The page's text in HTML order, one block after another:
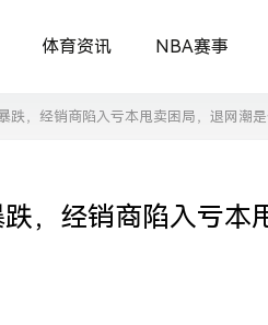
体育资讯 NBA赛事
跌，经销商陷入亏本甩卖困局，退网潮是
，经销商陷入亏本